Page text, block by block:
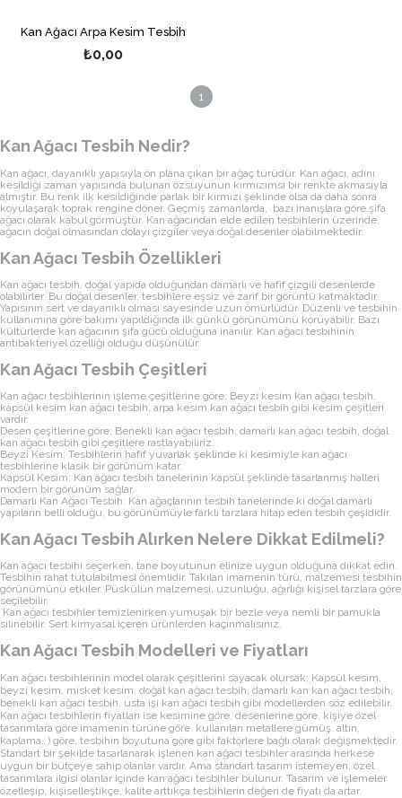
Kan Ağacı Arpa Kesim Tesbih
₺0,00
1
Kan Ağacı Tesbih Nedir?
Kan ağacı, dayanıklı yapısıyla ön plana çıkan bir ağaç türüdür. Kan ağacı, adını
kesildiği zaman yapısında bulunan özsuyunun kırmızımsı bir renkte akmasıyla
almıştır. Bu renk ilk kesildiğinde parlak bir kırmızı şeklinde olsa da daha sonra
koyulaşarak toprak rengine döner. Geçmiş zamanlarda, bazı inanışlara göre şifa
ağacı olarak kabul görmüştür. Kan ağacından elde edilen tesbihlerin üzerinde,
ağacın doğal olmasından dolayı çizgiler veya doğal desenler olabilmektedir.
Kan Ağacı Tesbih Özellikleri
Kan ağacı tesbih, doğal yapıda olduğundan damarlı ve hafif çizgili desenlerde
olabilirler. Bu doğal desenler, tesbihlere eşsiz ve zarif bir görüntü katmaktadır.
Yapısının sert ve dayanıklı olması sayesinde uzun ömürlüdür. Düzenli ve tesbihin
kullanımına göre bakımı yapıldığında ilk günkü görünümünü koruyabilir. Bazı
kültürlerde kan ağacının şifa gücü olduğuna inanılır. Kan ağacı tesbihinin
antibakteriyel özelliği olduğu düşünülür.
Kan Ağacı Tesbih Çeşitleri
Kan ağacı tesbihlerinin işleme çeşitlerine göre; Beyzi kesim kan ağacı tesbih,
kapsül kesim kan ağacı tesbih, arpa kesim kan ağacı tesbih gibi kesim çeşitleri
vardır.
Desen çeşitlerine göre; Benekli kan ağacı tesbih, damarlı kan ağacı tesbih, doğal
kan ağacı tesbih gibi çeşitlere rastlayabiliriz.
Beyzi Kesim: Tesbihlerin hafif yuvarlak şeklinde ki kesimiyle kan ağacı
tesbihlerine klasik bir görünüm katar.
Kapsül Kesim: Kan ağacı tesbih tanelerinin kapsül şeklinde tasarlanmış halleri
modern bir görünüm sağlar.
Damarlı Kan Ağacı Tesbih: Kan ağaçlarının tesbih tanelerinde ki doğal damarlı
yapıların belli olduğu, bu görünümüyle farklı tarzlara hitap eden tesbih çeşididir.
Kan Ağacı Tesbih Alırken Nelere Dikkat Edilmeli?
Kan ağacı tesbihi seçerken, tane boyutunun elinize uygun olduğuna dikkat edin.
Tesbihin rahat tutulabilmesi önemlidir. Takılan imamenin türü, malzemesi tesbihin
görünümünü etkiler. Püskülün malzemesi, uzunluğu, ağırlığı kişisel tarzlara göre
seçilebilir.
Kan ağacı tesbihler temizlenirken yumuşak bir bezle veya nemli bir pamukla
silinebilir. Sert kimyasal içeren ürünlerden kaçınmalısınız.
Kan Ağacı Tesbih Modelleri ve Fiyatları
Kan ağacı tesbihlerinin model olarak çeşitlerini sayacak olursak; Kapsül kesim,
beyzi kesim, misket kesim, doğal kan ağacı tesbih, damarlı kan kan ağacı tesbih,
benekli kan ağacı tesbih, usta işi kan ağacı tesbih gibi modellerden söz edilebilir.
Kan ağacı tesbihlerin fiyatları ise kesimine göre, desenlerine göre, kişiye özel
tasarımlara göre imamenin türüne göre, kullanılan metallere gümüş, altın,
kaplama…) göre, tesbihin boyutuna göre gibi faktörlere bağlı olarak değişmektedir.
Standart bir şekilde tasarlanarak işlenen kan ağacı tesbihler arasında herkese
uygun bir bütçeye sahip olanlar vardır. Ama standart tasarım istemeyen, özel
tasarımlara ilgisi olanlar içinde kan ağacı tesbihler bulunur. Tasarım ve işlemeler
özelleşip, kişiselleştikçe, kalite arttıkça tesbihlerin değeri de fiyatı da artar.